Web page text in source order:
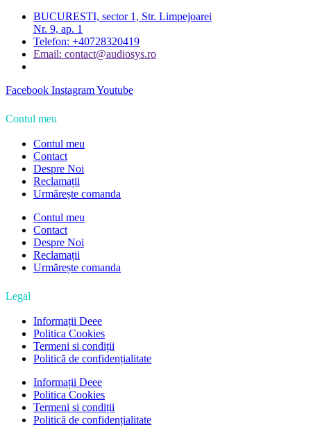
BUCURESTI, sector 1, Str. Limpejoarei
Nr. 9, ap. 1
Telefon: +40728320419
Email: contact@audiosys.ro
Facebook InstagramYoutube
Contul meu
Contul meu
Contact
Despre Noi
Reclamații
Urmărește comanda
Contul meu
Contact
Despre Noi
Reclamații
Urmărește comanda
Legal
Informații Deee
Politica Cookies
Termeni si condiții
Politică de confidențialitate
Informații Deee
Politica Cookies
Termeni si condiții
Politică de confidențialitate